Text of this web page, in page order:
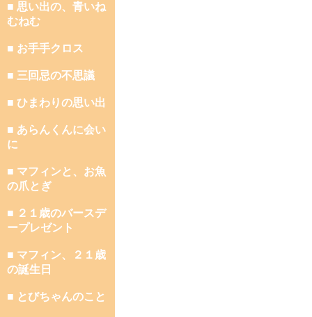
■ 思い出の、青いね
むねむ
■ お手手クロス
■ 三回忌の不思議
■ ひまわりの思い出
■ あらんくんに会い
に
■ マフィンと、お魚
の爪とぎ
■ ２１歳のバースデ
ープレゼント
■ マフィン、２１歳
の誕生日
■ とびちゃんのこと